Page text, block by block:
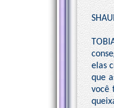
elas
que
você